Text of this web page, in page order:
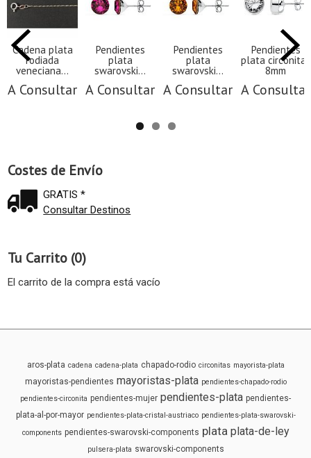
Costes de Envío
GRATIS *
Consultar Destinos
Tu Carrito (0)
El carrito de la compra está vacío
Cadena plata
rodiada
veneciana...
A Consultar
Pendientes
plata
swarovski...
A Consultar
Pendientes
plata
swarovski...
A Consultar
Pendientes
plata circonitas
8mm
A Consultar
aros-plata cadena cadena-plata chapado-rodio circonitas mayorista-plata
mayoristas-pendientes mayoristas-plata pendientes-chapado-rodio
pendientes-circonita pendientes-mujer pendientes-plata pendientes-
plata-al-por-mayor pendientes-plata-cristal-austriaco pendientes-plata-swarovski-
components pendientes-swarovski-components plata plata-de-ley
pulsera-plata swarovski-components